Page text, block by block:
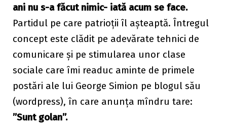
ani nu s-a făcut nimic- iată acum se face.
Partidul pe care patrioții îl așteaptă. Întregul
concept este clădit pe adevărate tehnici de
comunicare și pe stimularea unor clase
sociale care îmi readuc aminte de primele
postări ale lui George Simion pe blogul său
(wordpress), în care anunța mîndru tare:
”Sunt golan”.